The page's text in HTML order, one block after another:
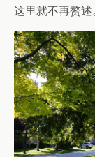
这里就不再赘述